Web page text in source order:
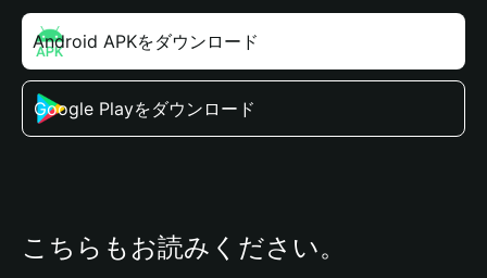
Android APKをダウンロード
Google Playをダウンロード
こちらもお読みください。